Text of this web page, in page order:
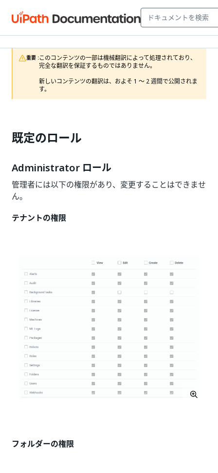
重要 :このコンテンツの一部は機械翻訳によって処理されており、
完全な翻訳を保証するものではありません。
新しいコンテンツの翻訳は、およそ 1 ～ 2 週間で公開されま
す。
既定のロール
Administrator ロール
管理者には以下の権限があり、変更することはできませ
ん。
テナントの権限
フォルダーの権限